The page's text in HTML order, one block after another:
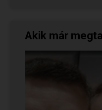
Akik már